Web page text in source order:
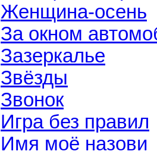
Женщина-осень
За окном
Зазеркалье
Звёзды
Звонок
Игра без правил
Имя моё назови